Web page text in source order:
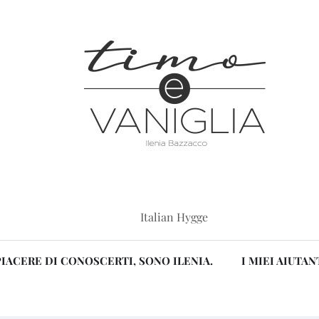
Italian Hygge
DI CONOSCERTI, SONO ILENIA. I MIEI